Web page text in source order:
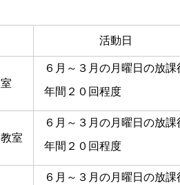
活動日
６月～３月の月曜日の放課
年間２０回程度
室
６月～３月の月曜日の放課
年間２０回程度
６月～３月の月曜日の放課